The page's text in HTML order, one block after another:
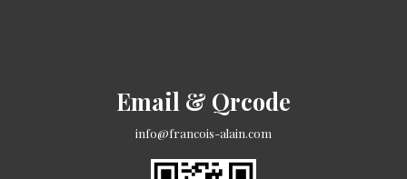
Email & Qrcode
info@francois-alain.com